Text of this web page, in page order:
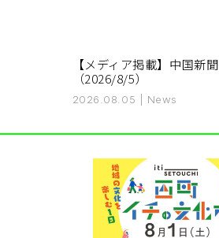
【メディア掲載】中国新聞
（2026/8/5）
2026.08.05 News